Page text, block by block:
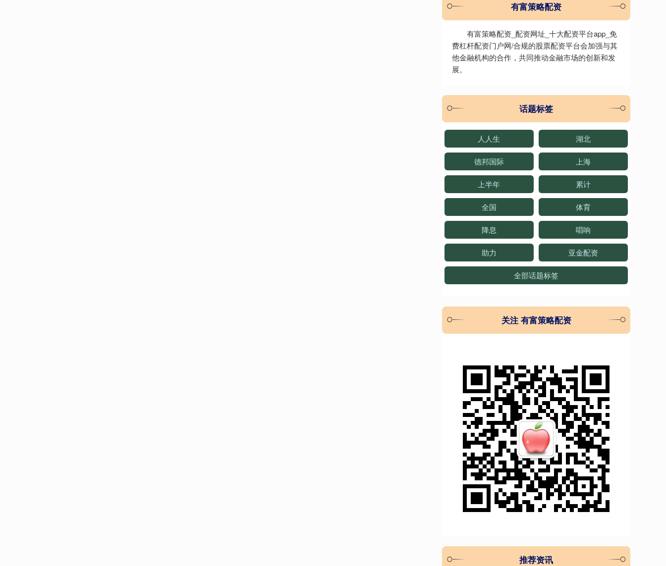
有富策略配资
有富策略配资_配资网址_十大配资平台app_免
费杠杆配资门户网/合规的股票配资平台会加强与其
他金融机构的合作，共同推动金融市场的创新和发
展。
话题标签
人人生 湖北
德邦国际 上海
上半年 累计
全国 体育
降息 唱响
助力 亚金配资
全部话题标签
关注 有富策略配资
推荐资讯